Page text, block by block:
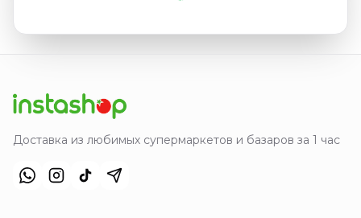
Доставка из любимых супермаркетов и базаров за 1 час